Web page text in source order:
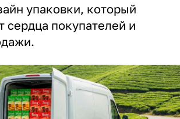
упаковки, который
сердца покупателей и